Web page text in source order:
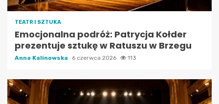
TEATR I SZTUKA
Emocjonalna podróż: Patrycja Kołder
prezentuje sztukę w Ratuszu w Brzegu
Anna Kalinowska 6 czerwca 2026 113